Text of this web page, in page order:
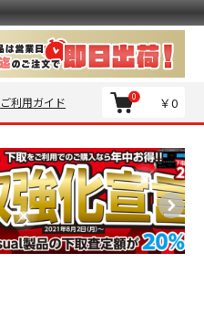
ご利用ガイド ￥0
0